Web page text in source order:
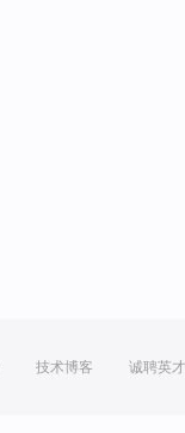
技术博客 诚聘英才